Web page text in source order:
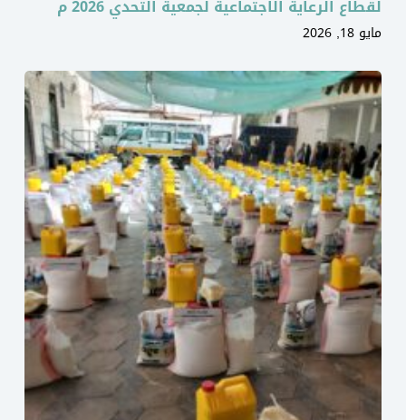
لقطاع الرعاية الاجتماعية لجمعية التحدي 2026 م
مايو 18, 2026